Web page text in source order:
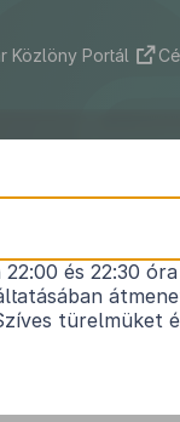
Közlöny Portál
szolgáltatókról1
– 2026. 09. 26.
és 22:30
türelmüket